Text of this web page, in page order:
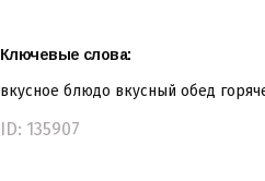
Ключевые слова:
вкусное блюдо вкусный обед
ID: 135907